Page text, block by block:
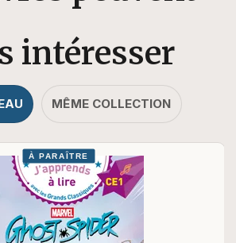
intéresser
MÊME COLLECTION
À PARAÎTRE